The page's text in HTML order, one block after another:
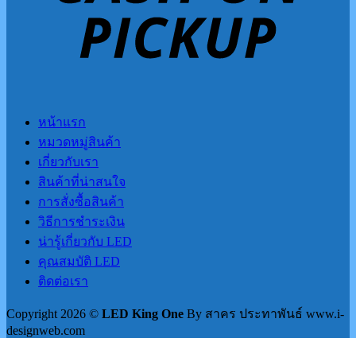
หน้าแรก
หมวดหมู่สินค้า
เกี่ยวกับเรา
สินค้าที่น่าสนใจ
การสั่งซื้อสินค้า
วิธีการชำระเงิน
น่ารู้เกี่ยวกับ LED
คุณสมบัติ LED
ติดต่อเรา
Copyright 2026 © LED King One By สาคร ประทาพันธ์ www.i-
designweb.com